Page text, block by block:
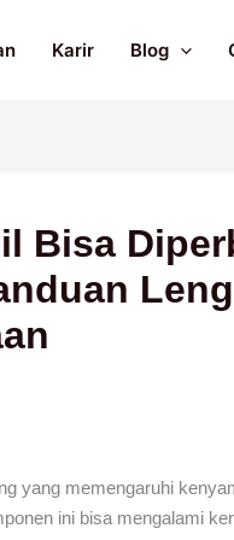
Karir Blog
Bisa
yang memengaruhi
ini bisa mengalami